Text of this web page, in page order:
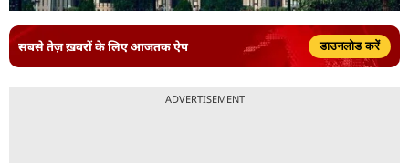
सबसे तेज़ ख़बरों के लिए आजतक ऐप डाउनलोड करें
ADVERTISEMENT